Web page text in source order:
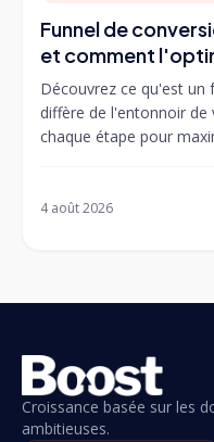
Funnel de
et comment
Découvrez ce qu'est un
diffère de l'entonnoir
chaque étape pour
4 août 2026
Croissance basée sur les
ambitieuses.